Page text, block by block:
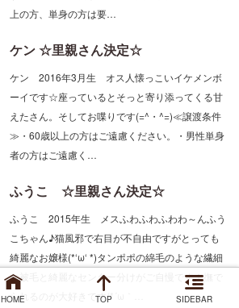
上の方、単身の方は要…
ケン ☆里親さん決定☆
ケン 2016年3月生 オス人懐っこいイケメンボ
ーイです☆座っているとそっと寄り添ってくる甘
えたさん。そしてお喋りです(=^・^=)≪譲渡条件
≫・60歳以上の方はご遠慮ください。・男性単身
者の方はご遠慮く…
ふうこ ☆里親さん決定☆
ふうこ 2015年生 メスふわふわふわわ～んふう
こちゃん♪猫風邪で右目が不自由ですがとっても
綺麗なお嬢様(*‘ω‘ *)タンポポの綿毛のような繊細
な被毛と綺麗なセンター分けがご自慢です！撫で
られるのが大好きです(*´ω｀…
HOME TOP SIDEBAR